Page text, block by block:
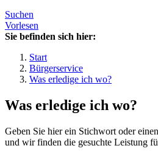
Suchen
Vorlesen
Sie befinden sich hier:
Start
Bürgerservice
Was erledige ich wo?
Was erledige ich wo?
Geben Sie hier ein Stichwort oder
und wir finden die gesuchte Leistung